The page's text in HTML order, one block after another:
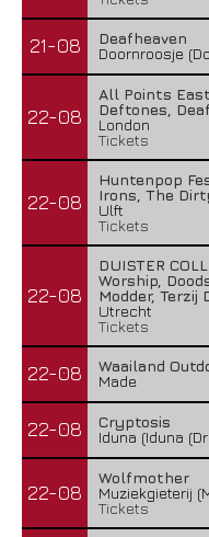
21-08
Deafheaven
Doornroosje
22-08
All Points
Deftones,
London
Tickets
22-08
Huntenpop
Irons, The
Ulft
Tickets
22-08
DUISTER
Worship,
Modder, Terzij
Utrecht
Tickets
22-08
Waailand
Made
22-08
Cryptosis
Iduna (Iduna
22-08
Wolfmother
Muziekgieterij
Tickets